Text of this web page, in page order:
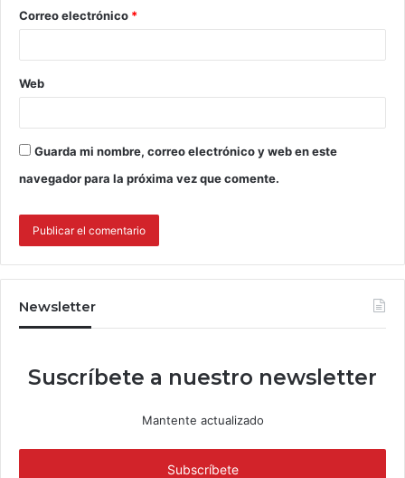
Correo electrónico *
Web
Guarda mi nombre, correo electrónico y web en este
navegador para la próxima vez que comente.
Newsletter
Suscríbete a nuestro newsletter
Mantente actualizado